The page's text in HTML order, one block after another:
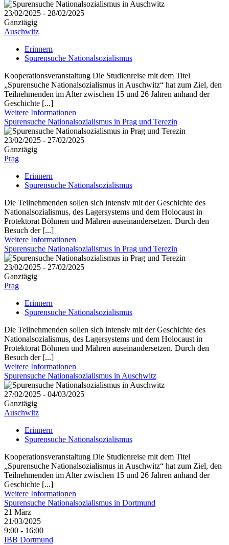
23/02/2025 - 28/02/2025
Ganztägig
Auschwitz
Erinnern
Spurensuche Nationalsozialismus
Kooperationsveranstaltung Die Studienreise mit dem Titel
„Spurensuche Nationalsozialismus in Auschwitz“ hat zum Ziel, den
Teilnehmenden im Alter zwischen 15 und 26 Jahren anhand der
Geschichte [...]
Weitere Informationen
Spurensuche Nationalsozialismus in Prag und Terezin
23/02/2025 - 27/02/2025
Ganztägig
Prag
Erinnern
Spurensuche Nationalsozialismus
Die Teilnehmenden sollen sich intensiv mit der Geschichte des
Nationalsozialismus, des Lagersystems und dem Holocaust in
Protektorat Böhmen und Mähren auseinandersetzen. Durch den
Besuch der [...]
Weitere Informationen
Spurensuche Nationalsozialismus in Prag und Terezin
23/02/2025 - 27/02/2025
Ganztägig
Prag
Erinnern
Spurensuche Nationalsozialismus
Die Teilnehmenden sollen sich intensiv mit der Geschichte des
Nationalsozialismus, des Lagersystems und dem Holocaust in
Protektorat Böhmen und Mähren auseinandersetzen. Durch den
Besuch der [...]
Weitere Informationen
Spurensuche Nationalsozialismus in Auschwitz
27/02/2025 - 04/03/2025
Ganztägig
Auschwitz
Erinnern
Spurensuche Nationalsozialismus
Kooperationsveranstaltung Die Studienreise mit dem Titel
„Spurensuche Nationalsozialismus in Auschwitz“ hat zum Ziel, den
Teilnehmenden im Alter zwischen 15 und 26 Jahren anhand der
Geschichte [...]
Weitere Informationen
Spurensuche Nationalsozialismus in Dortmund
21 März
21/03/2025
9:00 - 16:00
IBB Dortmund